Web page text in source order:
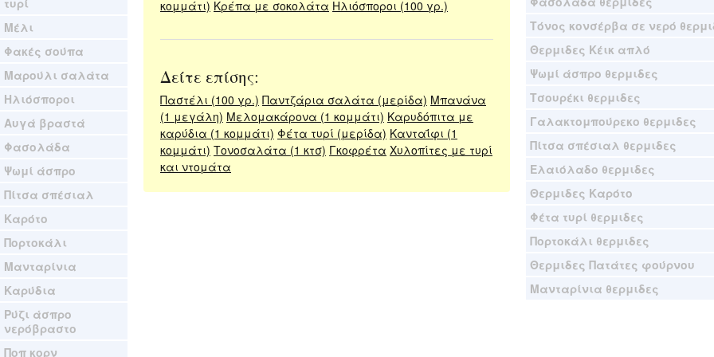
τυρί
Μέλι
Φακές σούπα
Μαρούλι σαλάτα
Ηλιόσποροι
Αυγά βραστά
Φασολάδα
Ψωμί άσπρο
Πίτσα σπέσιαλ
Καρότο
Πορτοκάλι
Μανταρίνια
Καρύδια
Ρύζι άσπρο
νερόβραστο
Ποπ κορν
κομμάτι) Κρέπα με σοκολάτα Ηλιόσποροι (100 γρ.)
Δείτε επίσης:
Παστέλι (100 γρ.) Παντζάρια σαλάτα (μερίδα) Μπανάνα
(1 μεγάλη) Μελομακάρονα (1 κομμάτι) Καρυδόπιτα με
καρύδια (1 κομμάτι) Φέτα τυρί (μερίδα) Κανταΐφι (1
κομμάτι) Τονοσαλάτα (1 κτσ) Γκοφρέτα Χυλοπίτες με τυρί
και ντομάτα
Τόνος κονσέρβα σε νερό
Θερμιδες Κέικ απλό
Ψωμί άσπρο θερμιδες
Τσουρέκι θερμιδες
Γαλακτομπούρεκο θερμιδες
Πίτσα σπέσιαλ θερμιδες
Ελαιόλαδο θερμιδες
Θερμιδες Καρότο
Φέτα τυρί θερμιδες
Πορτοκάλι θερμιδες
Θερμιδες Πατάτες φούρνου
Μανταρίνια θερμιδες